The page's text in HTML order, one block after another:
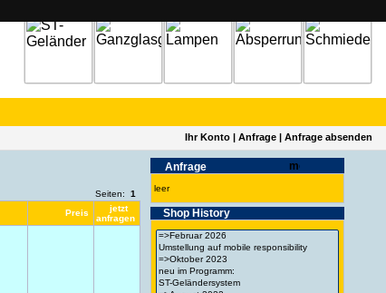
Ihr Konto | Anfrage | Anfrage absenden
Seiten: 1
Preis
jetzt
anfragen
Anfrage
leer
Shop History